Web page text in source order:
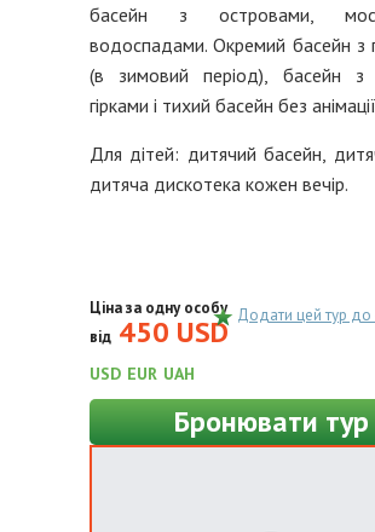
басейн з островами,
водоспадами. Окремий басейн з
(в зимовий період), басейн з
гірками і тихий басейн без
Для дітей: дитячий басейн,
дитяча дискотека кожен вечір.
Ціна за одну особу
від 450 USD
USD EUR UAH
Бронювати тур
Додати цей тур